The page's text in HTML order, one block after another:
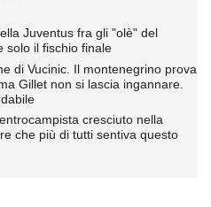
Juventus fra gli "olè" del
solo il fischio finale
di Vucinic. Il montenegrino prova
Gillet non si lascia ingannare.
cresciuto nella
che più di tutti sentiva questo